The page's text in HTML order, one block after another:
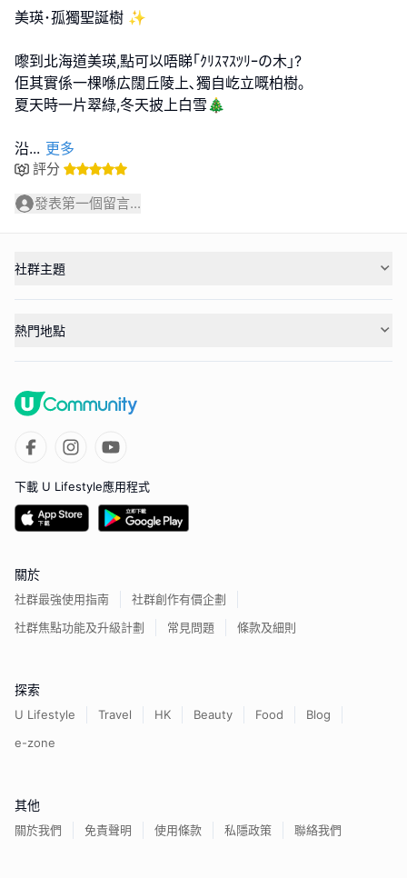
美瑛･孤獨聖誕樹 ✨
嚟到北海道美瑛,點可以唔睇｢ｸﾘｽﾏｽﾂﾘｰの木｣?
佢其實係一棵喺広闊丘陵上､獨自屹立嘅柏樹｡
夏天時一片翠綠,冬天披上白雪🎄
沿... 更多
評分
發表第一個留言...
社群主題
熱門地點
下載 U Lifestyle應用程式
關於
社群最強使用指南
社群創作有價企劃
社群焦點功能及升級計劃
常見問題 條款及細則
探索
U Lifestyle Travel HK Beauty Food
Blog
e-zone
其他
關於我們 免責聲明 使用條款 私隱政策 聯絡我們